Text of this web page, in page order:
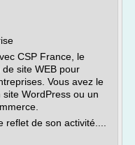
CSP France, le
site WEB pour
Vous avez le
WordPress ou un
de son activité....